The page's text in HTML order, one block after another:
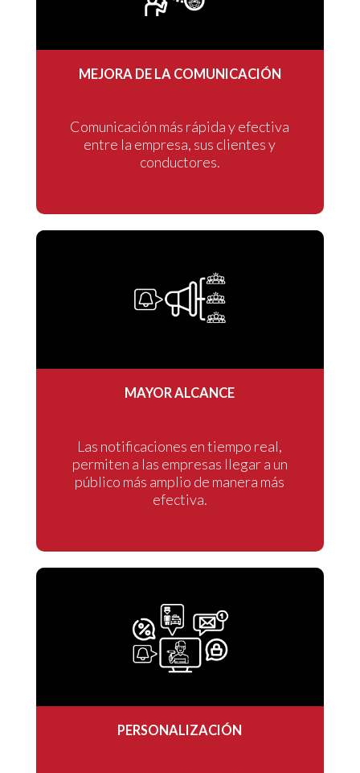
MEJORA DE LA COMUNICACIÓN
Comunicación más rápida y efectiva
entre la empresa, sus clientes y
conductores.
MAYOR ALCANCE
Las notificaciones en tiempo real,
permiten a las empresas llegar a un
público más amplio de manera más
efectiva.
PERSONALIZACIÓN